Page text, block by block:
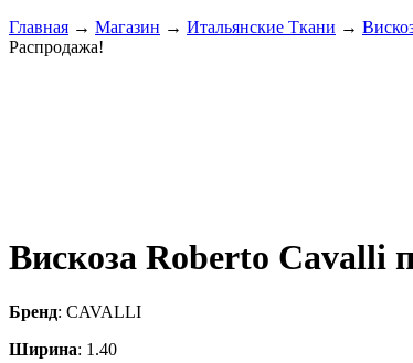
Главная → Магазин → Итальянские Ткани →
Распродажа!
Вискоза Roberto Cavalli
Бренд: CAVALLI
Ширина: 1.40